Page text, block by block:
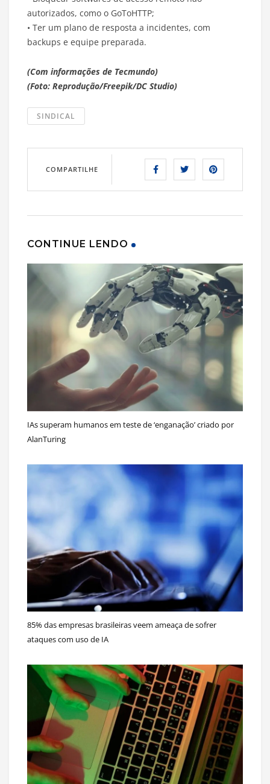
autorizados, como o GoToHTTP;
• Ter um plano de resposta a incidentes, com
backups e equipe preparada.
(Com informações de Tecmundo)
(Foto: Reprodução/Freepik/DC Studio)
SINDICAL
COMPARTILHE
CONTINUE LENDO
IAs superam humanos em teste de ‘enganação’ criado por
AlanTuring
85% das empresas brasileiras veem ameaça de sofrer
ataques com uso de IA